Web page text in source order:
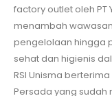
factory outlet oleh PT
menambah
pengelolaan hingga
sehat dan higienis
RSI Unisma
Persada yang sudah